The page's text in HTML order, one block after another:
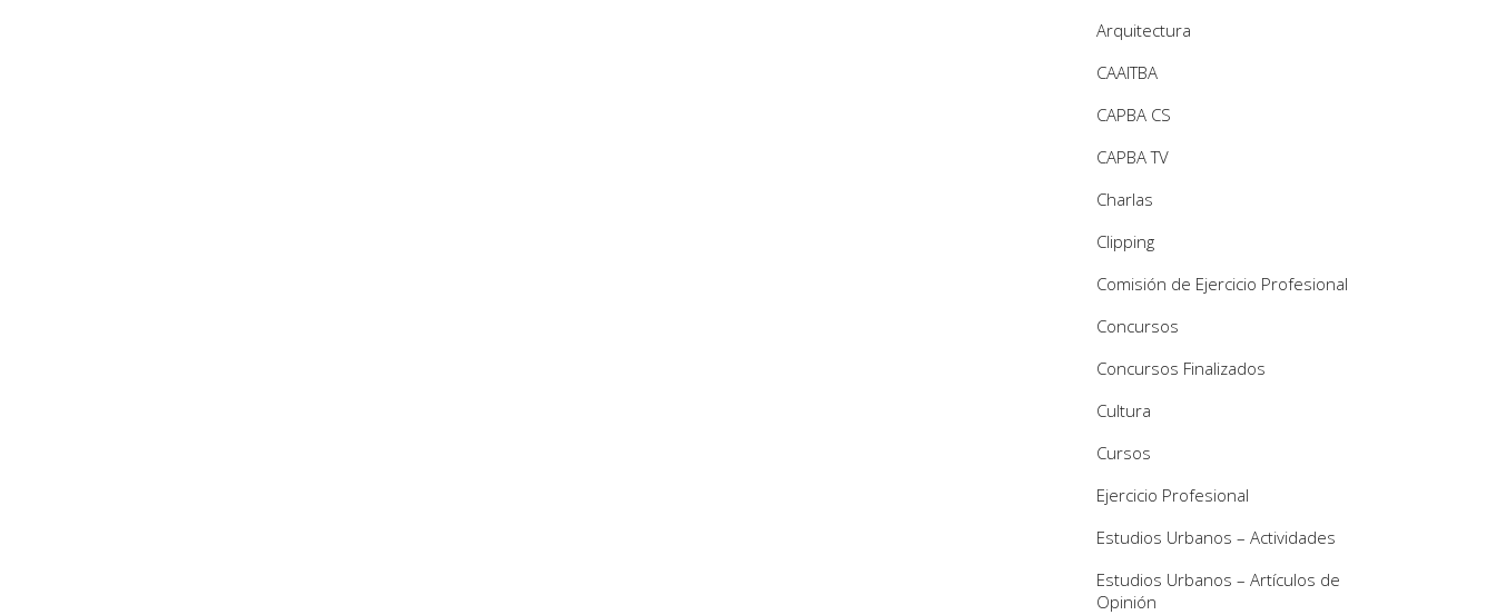
Arquitectura
CAAITBA
CAPBA CS
CAPBA TV
Charlas
Clipping
Comisión de Ejercicio Profesional
Concursos
Concursos Finalizados
Cultura
Cursos
Ejercicio Profesional
Estudios Urbanos – Actividades
Estudios Urbanos – Artículos de
Opinión